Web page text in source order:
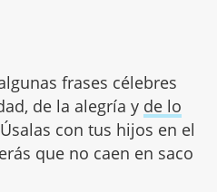
frases célebres
de la alegría y de lo
con tus hijos en el
que no caen en saco